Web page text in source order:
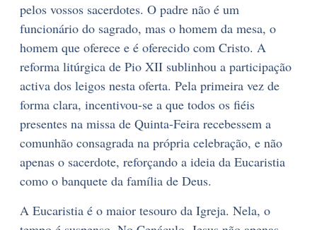
pelos vossos sacerdotes. O padre não é um
funcionário do sagrado, mas o homem da mesa, o
homem que oferece e é oferecido com Cristo. A
reforma litúrgica de Pio XII sublinhou a participação
activa dos leigos nesta oferta. Pela primeira vez de
forma clara, incentivou-se a que todos os fiéis
presentes na missa de Quinta-Feira recebessem a
comunhão consagrada na própria celebração, e não
apenas o sacerdote, reforçando a ideia da Eucaristia
como o banquete da família de Deus.
A Eucaristia é o maior tesouro da Igreja. Nela, o